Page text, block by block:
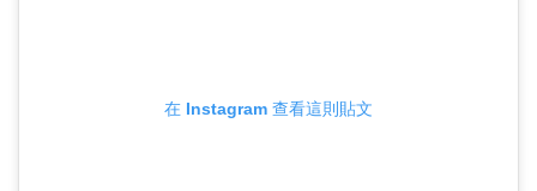
在 Instagram 查看這則貼文